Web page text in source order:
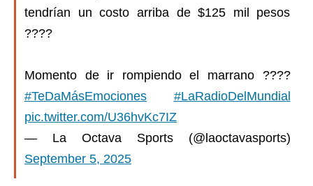
tendrían un costo arriba de $125 mil pesos
????
Momento de ir rompiendo el marrano ????
#TeDaMásEmociones
#LaRadioDelMundial
pic.twitter.com/U36hvKc7IZ
— La Octava Sports (@laoctavasports)
September 5, 2025